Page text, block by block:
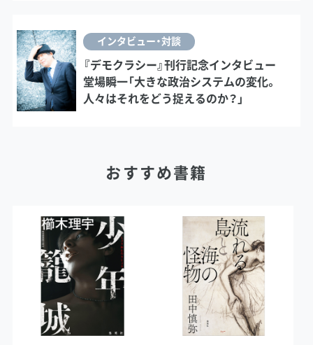
インタビュー・対談
『デモクラシー』刊行記念インタビュー
堂場瞬一「大きな政治システムの変化。
人々はそれをどう捉えるのか？」
おすすめ書籍